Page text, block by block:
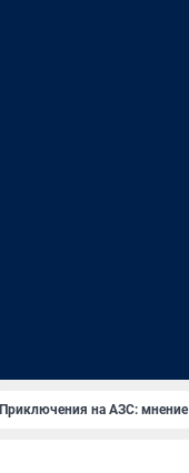
Приключения на АЗС: мнение